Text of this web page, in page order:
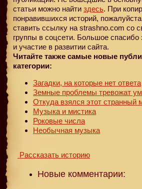
статьи можно найти здесь. При
понравившихся историй,
ставить ссылку на strashno.com со
группы в соцсети. Большое
и участие в развитии сайта.
Читайте также самые новые
категории:
Загадки, на которые нет ответа
Земные проблемы тревожат
Откуда взялся этот странный
Музыка и мистика
Роковые числа
Необычная музыка
Рассказать историю
Новые комментарии: